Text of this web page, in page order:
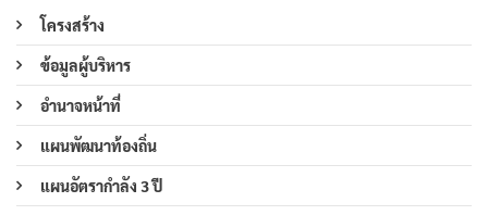
โครงสร้าง
ข้อมูลผู้บริหาร
อำนาจหน้าที่
แผนพัฒนาท้องถิ่น
แผนอัตรากำลัง 3 ปี